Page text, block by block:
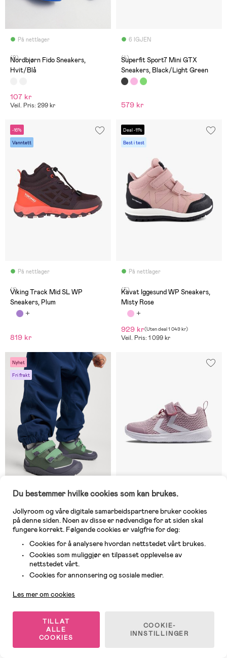
På nettlager
(9)
Nordbjørn Fido Sneakers,
Hvit/Blå
107 kr
Veil. Pris: 299 kr
6 IGJEN
(4)
Superfit Sport7 Mini GTX
Sneakers, Black/Light Green
579 kr
-16%
Vanntett
På nettlager
(1)
Viking Track Mid SL WP
Sneakers, Plum
819 kr
Deal -11%
Best i test
På nettlager
(5)
Kavat Iggesund WP Sneakers,
Misty Rose
929 kr(Uten deal1 049 kr)
Veil. Pris: 1 099 kr
Nyhet
Fri frakt
(0)
Reima Viikari Barefoot
Vanntette Sneakers, Thyme
Green
1 209 kr
(5)
Hummel Actus Recycled Infant
Sneakers, Keepsake Lilac
GORE-TEX
Du bestemmer hvilke cookies som kan brukes.
Jollyroom og våre digitale samarbeidspartnere bruker cookies
på denne siden. Noen av disse er nødvendige for at siden skal
fungere korrekt. Følgende cookies er valgfrie for deg:
Cookies for å analysere hvordan nettstedet vårt brukes.
Cookies som muliggjør en tilpasset opplevelse av
nettstedet vårt.
Cookies for annonsering og sosiale medier.
Les mer om cookies
TILLAT
ALLE
COOKIES
COOKIE-
INNSTILLINGER